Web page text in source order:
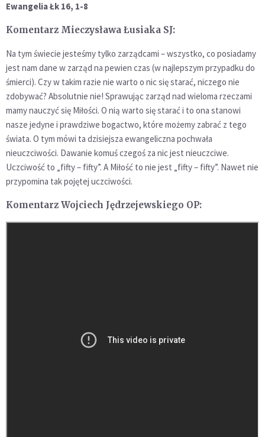
Ewangelia Łk 16, 1-8
Komentarz Mieczysława Łusiaka SJ:
Na tym świecie jesteśmy tylko zarządcami – wszystko, co posiadamy
jest nam dane w zarząd na pewien czas (w najlepszym przypadku do
śmierci). Czy w takim razie nie warto o nic się starać, niczego nie
zdobywać? Absolutnie nie! Sprawując zarząd nad wieloma rzeczami
mamy nauczyć się Miłości. O nią warto się starać i to ona stanowi
nasze jedyne i prawdziwe bogactwo, które możemy zabrać z tego
świata. O tym mówi ta dzisiejsza ewangeliczna pochwała
nieuczciwości. Dawanie komuś czegoś za nic jest nieuczciwe.
Uczciwość to „fifty – fifty”. A Miłość to nie jest „fifty – fifty”. Nawet nie
przypomina tak pojętej uczciwości.
Komentarz Wojciech Jędrzejewskiego OP: